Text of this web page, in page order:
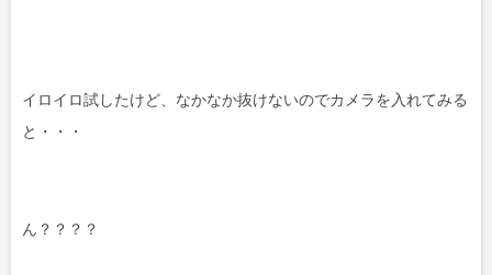
イロイロ試したけど、なかなか抜けないのでカメラを入れてみる
と・・・
ん？？？？